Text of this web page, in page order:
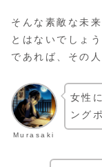
そんな素敵な未
とはないでしょ
であれば、その
Murasaki
女性
ング